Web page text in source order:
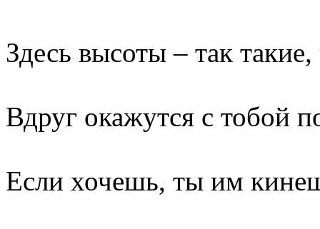
Здесь высоты – так
Вдруг окажутся с тобой
Если хочешь, ты им